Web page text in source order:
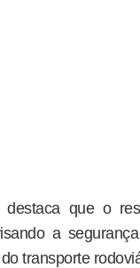
destaca que o
a
transporte